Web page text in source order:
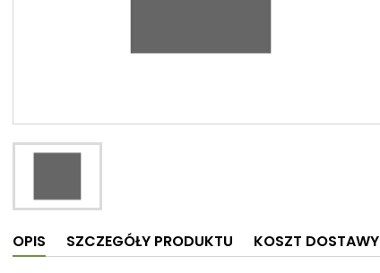
OPIS SZCZEGÓŁY PRODUKTU KOSZT DOSTAWY